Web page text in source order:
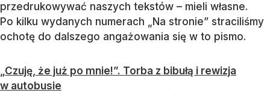
przedrukowywać naszych tekstów – mieli własne.
Po kilku wydanych numerach „Na stronie” straciliśmy
ochotę do dalszego angażowania się w to pismo.
„Czuję, że już po mnie!”. Torba z bibułą i rewizja
w autobusie